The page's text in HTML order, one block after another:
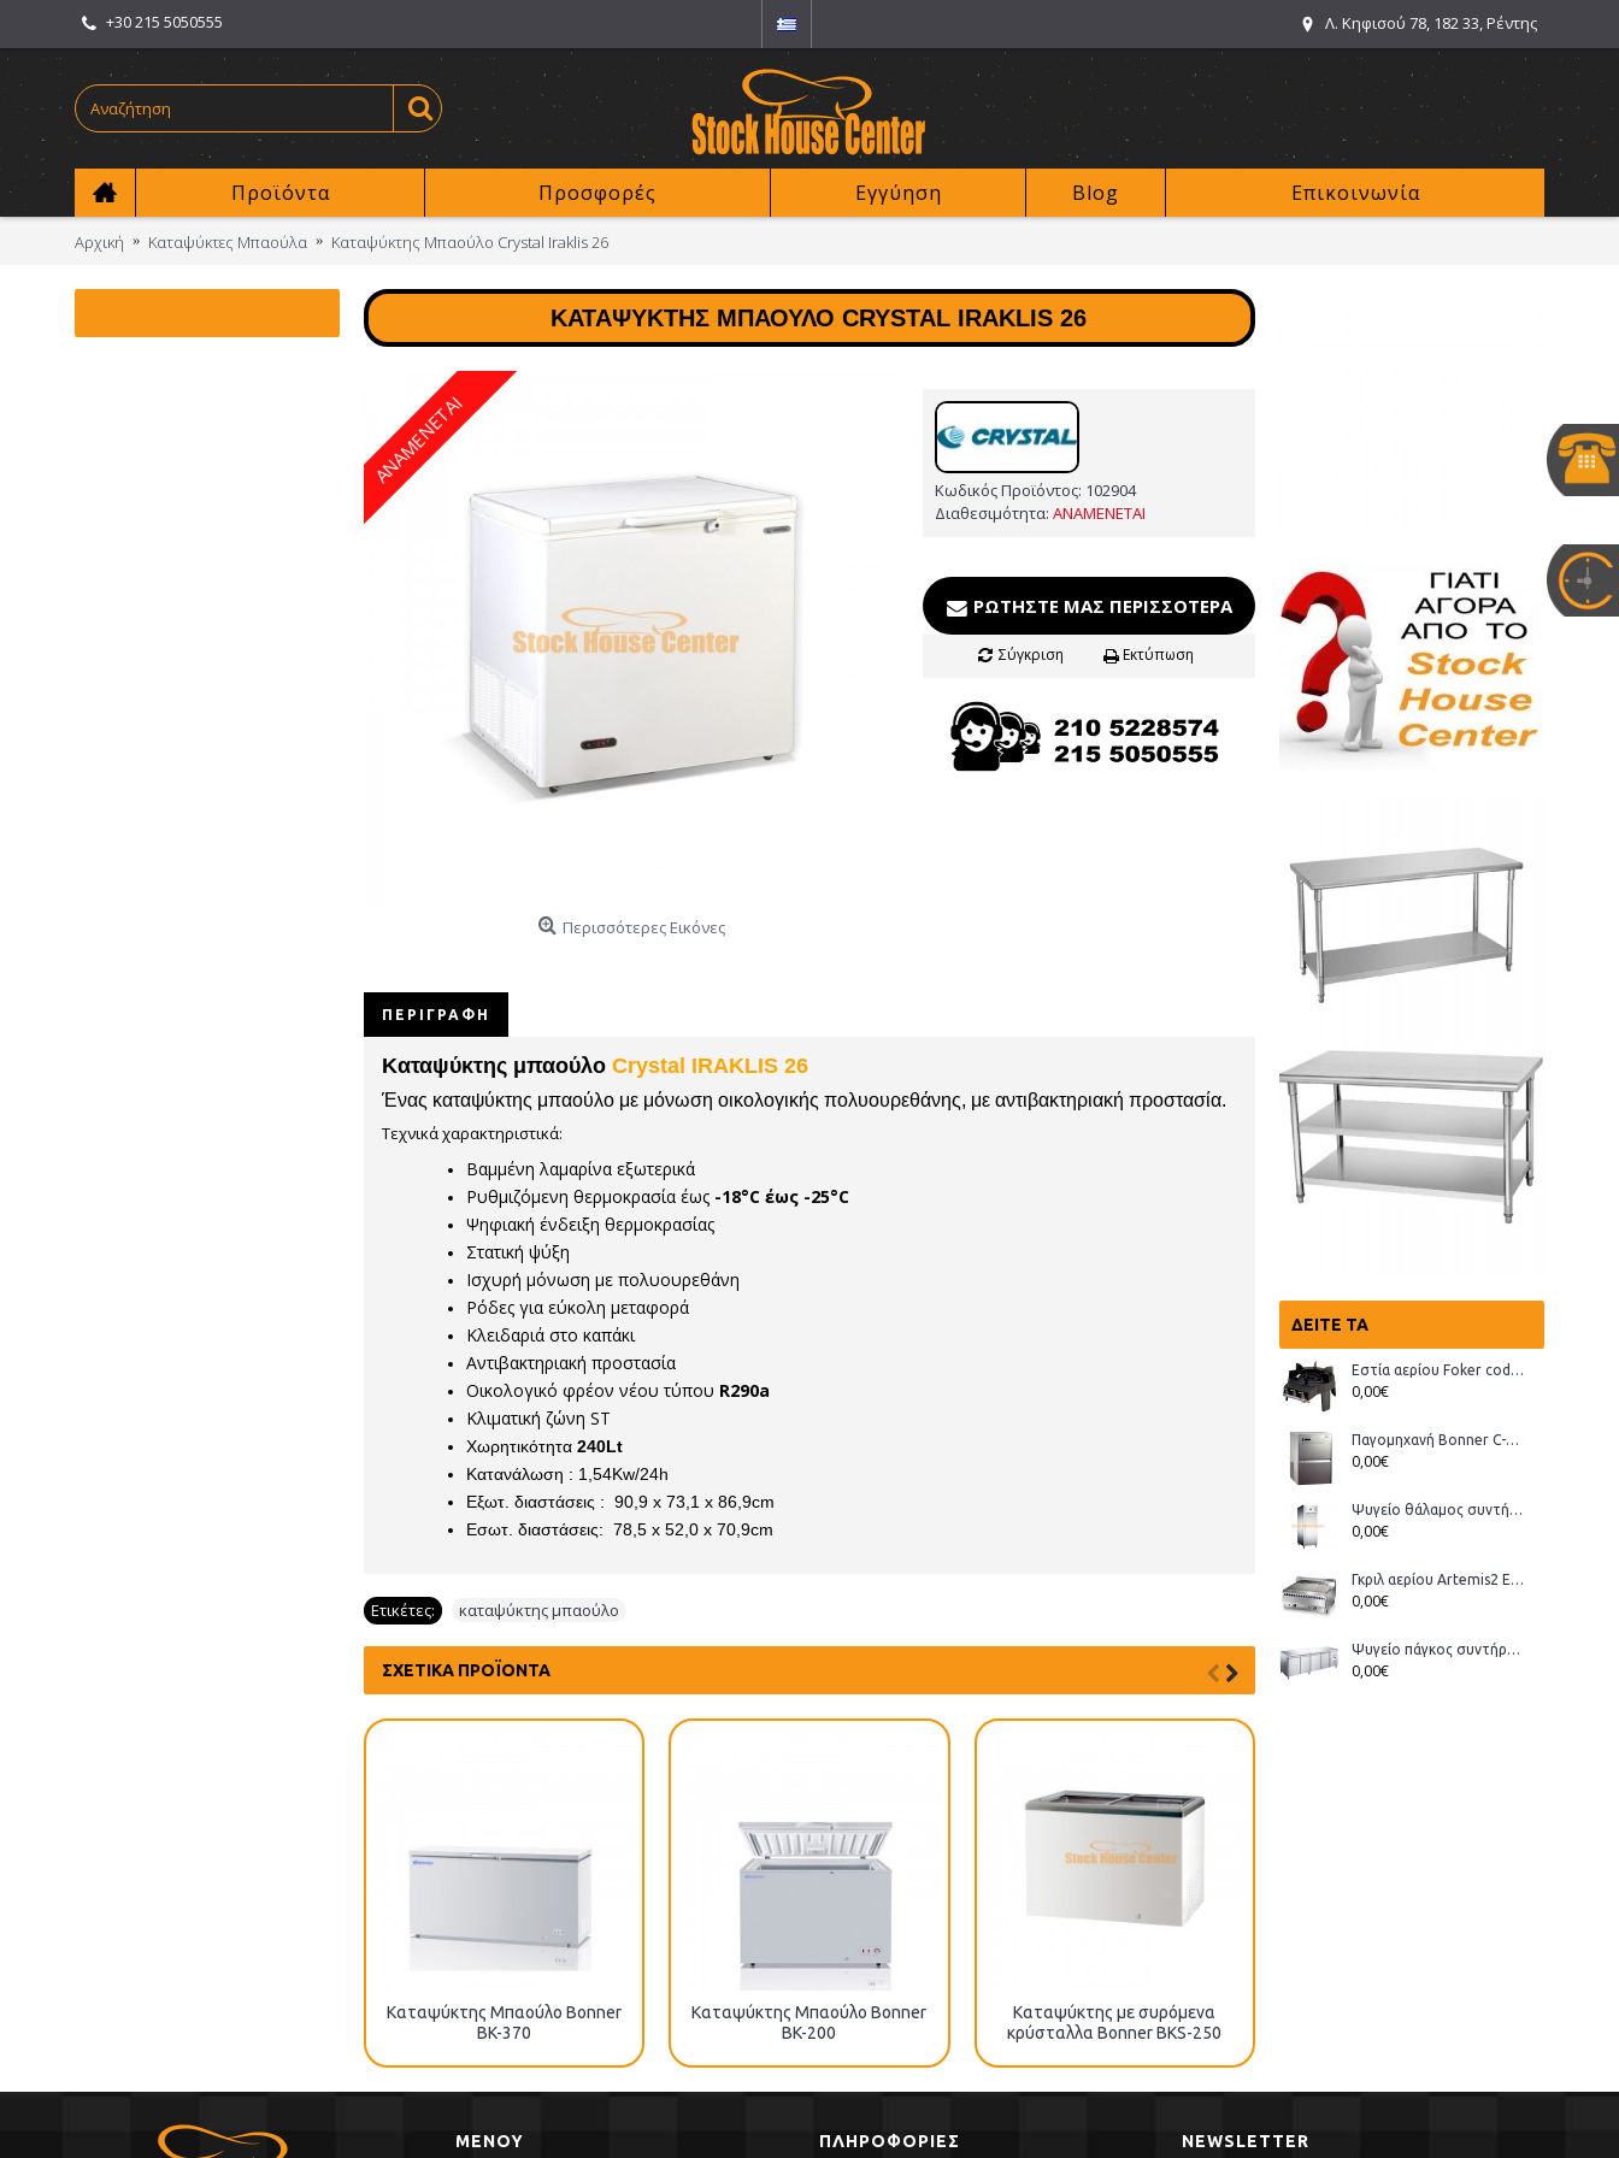
+30 215 5050555 Λ. Κηφισού 78, 182 33, Ρέντης
Προϊόντα Προσφορές Εγγύηση Blog Επικοινωνία
Αρχική Καταψύκτες Μπαούλα Καταψύκτης Μπαούλο Crystal Iraklis 26
ΔΕΊΤΕ ΤΑ
Εστία αερίου Foker cod.03200 Wok
0,00€
Παγομηχανή Bonner C-70, Ανάδευσης (παγάκι με τρύπα)
0,00€
Ψυγείο θάλαμος συντήρηση Bonner GMT-70
0,00€
Γκριλ αερίου Artemis2 ECO
0,00€
Ψυγείο πάγκος συντήρηση Bonner GM-400 διάστ.223x70x86cm
0,00€
ΚΑΤΑΨΎΚΤΗΣ ΜΠΑΟΎΛΟ CRYSTAL IRAKLIS 26
ΑΝΑΜΕΝΕΤΑΙ
Περισσότερες Εικόνες
Κωδικός Προϊόντος: 102904
Διαθεσιμότητα: ΑΝΑΜΕΝΕΤΑΙ
ΡΩΤΉΣΤΕ ΜΑΣ ΠΕΡΙΣΣΌΤΕΡΑ
Σύγκριση Εκτύπωση
ΠΕΡΙΓΡΑΦΉ
Καταψύκτης μπαούλο Crystal IRAKLIS 26
Ένας καταψύκτης μπαούλο με μόνωση οικολογικής πολυουρεθάνης, με αντιβακτηριακή προστασία.
Τεχνικά χαρακτηριστικά:
Βαμμένη λαμαρίνα εξωτερικά
Ρυθμιζόμενη θερμοκρασία έως -18°C έως -25°C
Ψηφιακή ένδειξη θερμοκρασίας
Στατική ψύξη
Ισχυρή μόνωση με πολυουρεθάνη
Ρόδες για εύκολη μεταφορά
Κλειδαριά στο καπάκι
Αντιβακτηριακή προστασία
Οικολογικό φρέον νέου τύπου R290a
Κλιματική ζώνη ST
Χωρητικότητα 240Lt
Κατανάλωση : 1,54Kw/24h
Εξωτ. διαστάσεις : 90,9 x 73,1 x 86,9cm
Εσωτ. διαστάσεις: 78,5 x 52,0 x 70,9cm
Ετικέτες: καταψύκτης μπαούλο
ΣΧΕΤΙΚΆ ΠΡΟΪΌΝΤΑ
Καταψύκτης Μπαούλο Bonner
BK-370
Καταψύκτης Μπαούλο Bonner
BK-200
Καταψύκτης με συρόμενα
κρύσταλλα Bonner BKS-250
ΜΕΝΟΥ ΠΛΗΡΟΦΟΡΊΕΣ NEWSLETTER